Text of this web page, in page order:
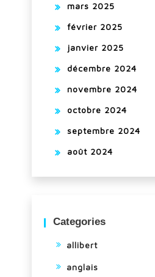
mars 2025
février 2025
janvier 2025
décembre 2024
novembre 2024
octobre 2024
septembre 2024
août 2024
Categories
allibert
anglais